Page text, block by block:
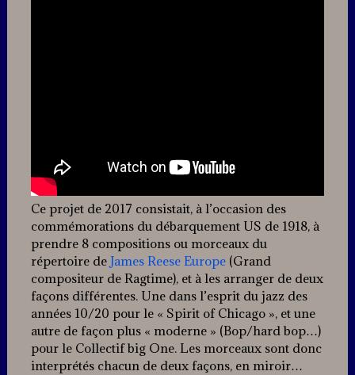
Ce projet de 2017 consistait, à l’occasion des
commémorations du débarquement US de 1918, à
prendre 8 compositions ou morceaux du
répertoire de James Reese Europe(Grand
compositeur de Ragtime), et à les arranger de deux
façons différentes. Une dans l’esprit du jazz des
années 10/20 pour le « Spirit of Chicago », et une
autre de façon plus « moderne » (Bop/hard bop…)
pour le Collectif big One. Les morceaux sont donc
interprétés chacun de deux façons, en miroir…